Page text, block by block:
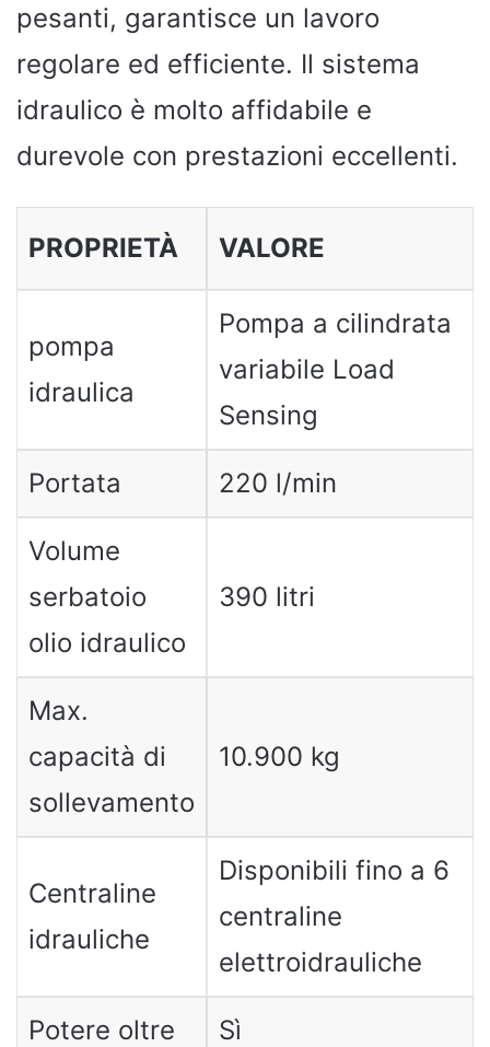
pesanti, garantisce un lavoro
regolare ed efficiente. Il sistema
idraulico è molto affidabile e
durevole con prestazioni eccellenti.
PROPRIETÀ VALORE
pompa
idraulica
Pompa a cilindrata
variabile Load
Sensing
Portata 220 l/min
Volume
serbatoio
olio idraulico
390 litri
Max.
capacità di
sollevamento
10.900 kg
Centraline
idrauliche
Disponibili fino a 6
centraline
elettroidrauliche
Potere oltre Sì